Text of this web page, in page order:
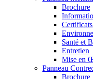
Brochure
Certificats
Santé et
Entretien
Mise en
Panneau
Brochure